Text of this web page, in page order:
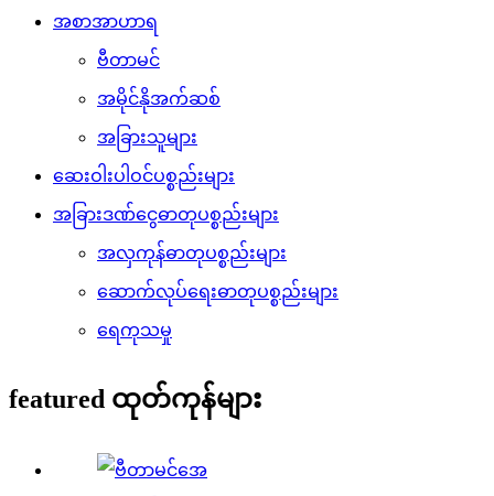
အစာအာဟာရ
ဗီတာမင်
အမိုင်နိုအက်ဆစ်
အခြားသူများ
ဆေးဝါးပါဝင်ပစ္စည်းများ
အခြားဒဏ်ငွေဓာတုပစ္စည်းများ
အလှကုန်ဓာတုပစ္စည်းများ
ဆောက်လုပ်ရေးဓာတုပစ္စည်းများ
ရေကုသမှု
featured ထုတ်ကုန်များ